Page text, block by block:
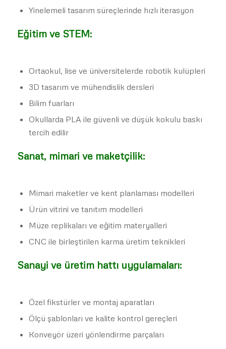
Yinelemeli tasarım süreçlerinde hızlı iterasyon
Eğitim ve STEM:
Ortaokul, lise ve üniversitelerde robotik kulüpleri
3D tasarım ve mühendislik dersleri
Bilim fuarları
Okullarda PLA ile güvenli ve düşük kokulu baskı
tercih edilir
Sanat, mimari ve maketçilik:
Mimari maketler ve kent planlaması modelleri
Ürün vitrini ve tanıtım modelleri
Müze replikaları ve eğitim materyalleri
CNC ile birleştirilen karma üretim teknikleri
Sanayi ve üretim hattı uygulamaları:
Özel fikstürler ve montaj aparatları
Ölçü şablonları ve kalite kontrol gereçleri
Konveyör üzeri yönlendirme parçaları